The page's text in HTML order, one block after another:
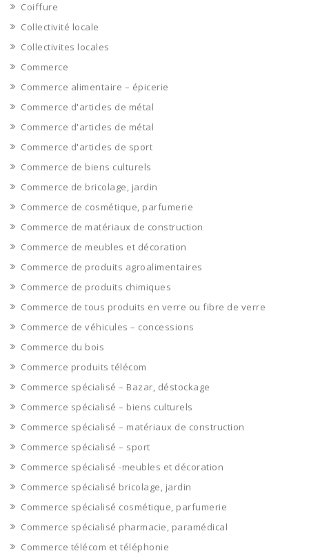
Coiffure
Collectivité locale
Collectivites locales
Commerce
Commerce alimentaire – épicerie
Commerce d'articles de métal
Commerce d'articles de métal
Commerce d'articles de sport
Commerce de biens culturels
Commerce de bricolage, jardin
Commerce de cosmétique, parfumerie
Commerce de matériaux de construction
Commerce de meubles et décoration
Commerce de produits agroalimentaires
Commerce de produits chimiques
Commerce de tous produits en verre ou fibre de verre
Commerce de véhicules – concessions
Commerce du bois
Commerce produits télécom
Commerce spécialisé – Bazar, déstockage
Commerce spécialisé – biens culturels
Commerce spécialisé – matériaux de construction
Commerce spécialisé – sport
Commerce spécialisé -meubles et décoration
Commerce spécialisé bricolage, jardin
Commerce spécialisé cosmétique, parfumerie
Commerce spécialisé pharmacie, paramédical
Commerce télécom et téléphonie